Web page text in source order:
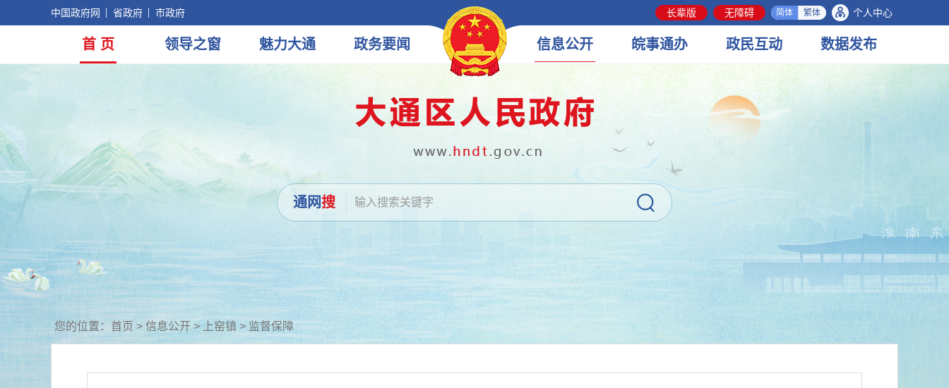
中国政府网 省政府 市政府 长辈版 无障碍 简体 繁体 个人中心
首 页 领导之窗 魅力大通 政务要闻 信息公开 皖事通办 政民互动 数据发布
通网搜
您的位置： 首页 > 信息公开> 上窑镇 > 监督保障